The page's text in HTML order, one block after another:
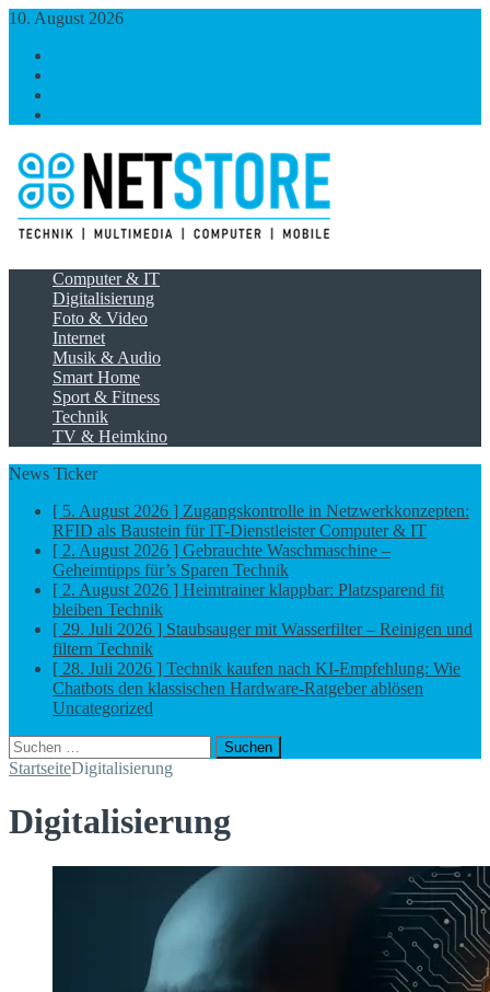
10. August 2026
Computer & IT
Digitalisierung
Foto & Video
Internet
Musik & Audio
Smart Home
Sport & Fitness
Technik
TV & Heimkino
News Ticker
[ 5. August 2026 ] Zugangskontrolle in Netzwerkkonzepten:
RFID als Baustein für IT-DienstleisterComputer & IT
[ 2. August 2026 ] Gebrauchte Waschmaschine –
Geheimtipps für’s Sparen Technik
[ 2. August 2026 ] Heimtrainer klappbar: Platzsparend fit
bleiben Technik
[ 29. Juli 2026 ] Staubsauger mit Wasserfilter – Reinigen und
filtern Technik
[ 28. Juli 2026 ] Technik kaufen nach KI-Empfehlung: Wie
Chatbots den klassischen Hardware-Ratgeber ablösen
Uncategorized
Suchen
nach:
StartseiteDigitalisierung
Digitalisierung